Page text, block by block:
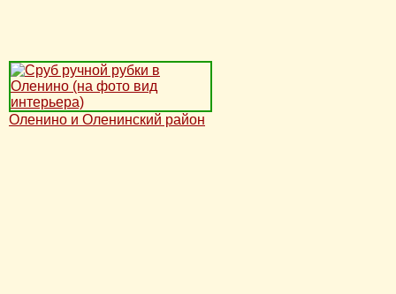
Оленино и Оленинский район